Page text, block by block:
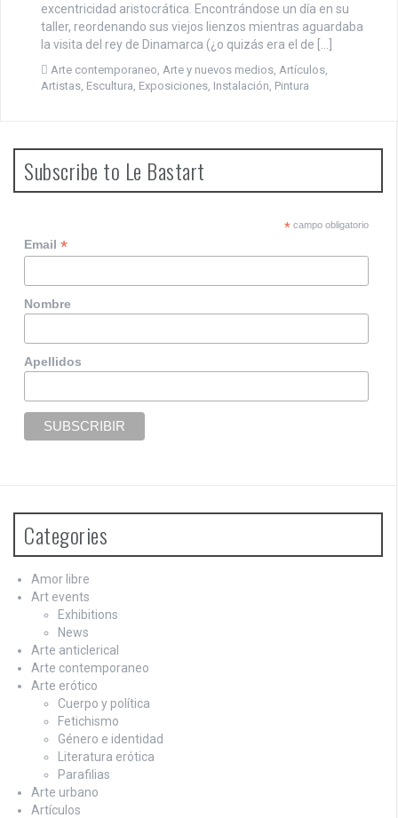
excentricidad aristocrática. Encontrándose un día en su
taller, reordenando sus viejos lienzos mientras aguardaba
la visita del rey de Dinamarca (¿o quizás era el de […]
Arte contemporaneo Arte y nuevos medios Artículos
Artistas Escultura Exposiciones Instalación Pintura
Subscribe to Le Bastart
*campo obligatorio
Email*
Nombre
Apellidos
Categories
Amor libre
Art events
Exhibitions
News
Arte anticlerical
Arte contemporaneo
Arte erótico
Cuerpo y política
Fetichismo
Género e identidad
Literatura erótica
Parafilias
Arte urbano
Artículos